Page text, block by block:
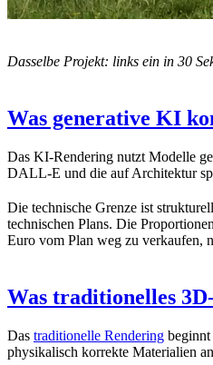
Dasselbe Projekt: links ein in 30
Was generative KI
Das KI-Rendering nutzt Modelle
DALL-E und die auf Architektur
Die technische Grenze ist
technischen Plans. Die
Euro vom Plan weg zu verkaufen,
Was traditionelles
Das traditionelle Rendering beginnt
physikalisch korrekte Materialien